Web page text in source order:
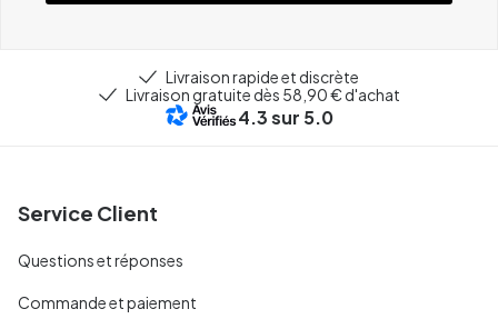
Livraison rapide et discrète
Livraison gratuite dès 58,90 € d'achat
4.3sur 5.0
Service Client
Questions et réponses
Commande et paiement